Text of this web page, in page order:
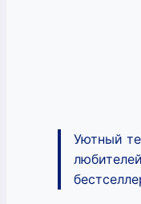
Уютный